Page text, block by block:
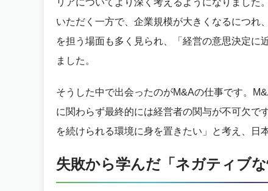
リアについてより深く考えるようになりまし
いただく一方で、企業規模が大きくなるにつれ
を担う場面も多く見られ、「経営の意思決定に
ました。
そうした中で出会ったのがM&Aの仕事です。
に関わらず最終的には経営者の関与が不可欠で
を続けられる環境に身を置きたい」と考え、日
失敗から学んだ「ネガティブ